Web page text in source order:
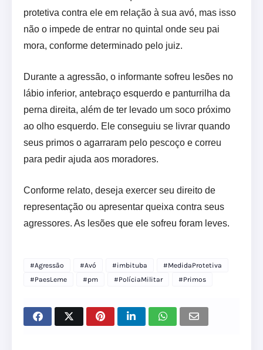
protetiva contra ele em relação à sua avó, mas isso
não o impede de entrar no quintal onde seu pai
mora, conforme determinado pelo juiz.
Durante a agressão, o informante sofreu lesões no
lábio inferior, antebraço esquerdo e panturrilha da
perna direita, além de ter levado um soco próximo
ao olho esquerdo. Ele conseguiu se livrar quando
seus primos o agarraram pelo pescoço e correu
para pedir ajuda aos moradores.
Conforme relato, deseja exercer seu direito de
representação ou apresentar queixa contra seus
agressores. As lesões que ele sofreu foram leves.
#Agressão #Avó #imbituba
#MedidaProtetiva
#PaesLeme
#pm #PolíciaMilitar #Primos